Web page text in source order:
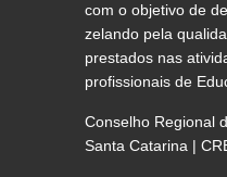
com o objetivo de
zelando pela
prestados nas
profissionais de
Conselho Regional
Santa Catarina |